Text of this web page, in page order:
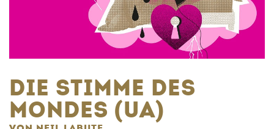
DIE STIMME DES
MONDES (UA)